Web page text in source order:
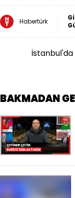
Habertürk
İstanbul'da
BAKMADAN